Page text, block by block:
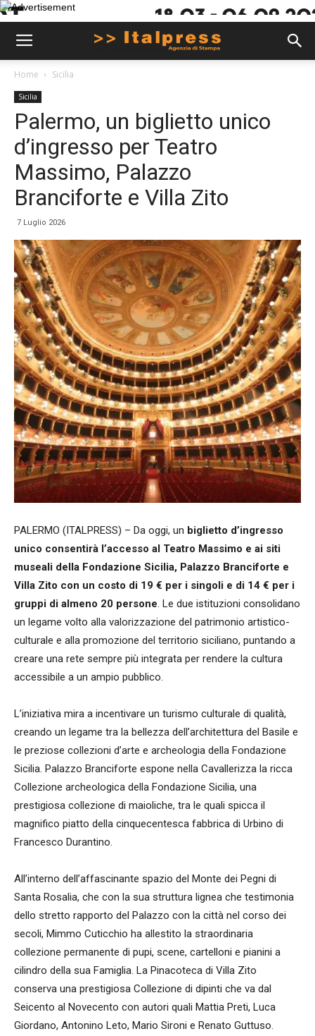
Home Sicilia
Sicilia
Palermo, un biglietto unico
d’ingresso per Teatro
Massimo, Palazzo
Branciforte e Villa Zito
7 Luglio 2026
PALERMO (ITALPRESS) – Da oggi, un biglietto d’ingresso
unico consentirà l’accesso al Teatro Massimo e ai siti
museali della Fondazione Sicilia, Palazzo Branciforte e
Villa Zito con un costo di 19 € per i singoli e di 14 € per i
gruppi di almeno 20 persone. Le due istituzioni consolidano
un legame volto alla valorizzazione del patrimonio artistico-
culturale e alla promozione del territorio siciliano, puntando a
creare una rete sempre più integrata per rendere la cultura
accessibile a un ampio pubblico.
L’iniziativa mira a incentivare un turismo culturale di qualità,
creando un legame tra la bellezza dell’architettura del Basile e
le preziose collezioni d’arte e archeologia della Fondazione
Sicilia. Palazzo Branciforte espone nella Cavallerizza la ricca
Collezione archeologica della Fondazione Sicilia, una
prestigiosa collezione di maioliche, tra le quali spicca il
magnifico piatto della cinquecentesca fabbrica di Urbino di
Francesco Durantino.
All’interno dell’affascinante spazio del Monte dei Pegni di
Santa Rosalia, che con la sua struttura lignea che testimonia
dello stretto rapporto del Palazzo con la città nel corso dei
secoli, Mimmo Cuticchio ha allestito la straordinaria
collezione permanente di pupi, scene, cartelloni e pianini a
cilindro della sua Famiglia. La Pinacoteca di Villa Zito
conserva una prestigiosa Collezione di dipinti che va dal
Seicento al Novecento con autori quali Mattia Preti, Luca
Giordano, Antonino Leto, Mario Sironi e Renato Guttuso.